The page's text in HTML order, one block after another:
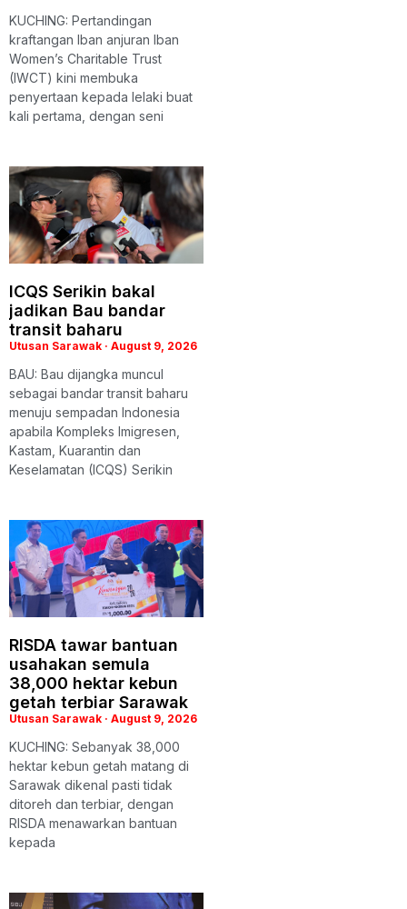
KUCHING: Pertandingan
kraftangan Iban anjuran Iban
Women’s Charitable Trust
(IWCT) kini membuka
penyertaan kepada lelaki buat
kali pertama, dengan seni
ICQS Serikin bakal
jadikan Bau bandar
transit baharu
Utusan Sarawak August 9, 2026
BAU: Bau dijangka muncul
sebagai bandar transit baharu
menuju sempadan Indonesia
apabila Kompleks Imigresen,
Kastam, Kuarantin dan
Keselamatan (ICQS) Serikin
RISDA tawar bantuan
usahakan semula
38,000 hektar kebun
getah terbiar Sarawak
Utusan Sarawak August 9, 2026
KUCHING: Sebanyak 38,000
hektar kebun getah matang di
Sarawak dikenal pasti tidak
ditoreh dan terbiar, dengan
RISDA menawarkan bantuan
kepada